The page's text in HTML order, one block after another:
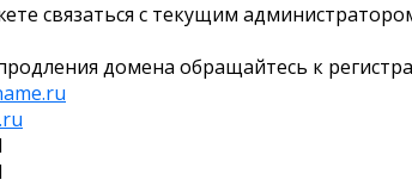
связаться с текущим
домена обращайтесь к